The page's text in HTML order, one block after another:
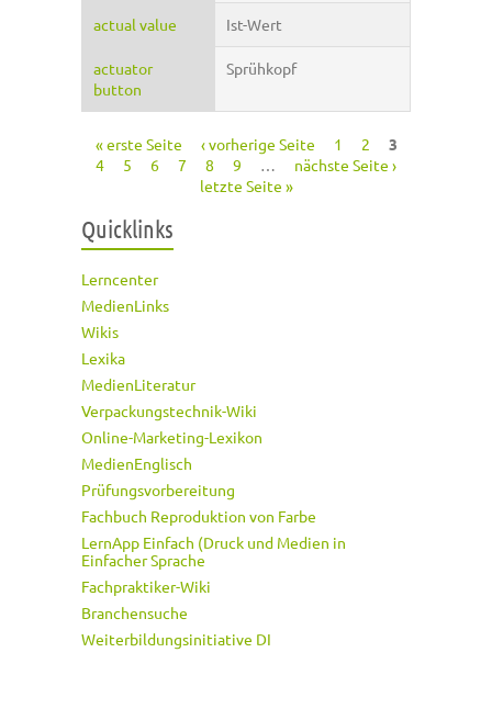
actual value Ist-Wert
actuator
button
Sprühkopf
Seiten
« erste Seite ‹ vorherige Seite 1 2
3
4
5 6 7 8 9 …
nächste Seite ›
letzte Seite »
Quicklinks
Lerncenter
MedienLinks
Wikis
Lexika
MedienLiteratur
Verpackungstechnik-Wiki
Online-Marketing-Lexikon
MedienEnglisch
Prüfungsvorbereitung
Fachbuch Reproduktion von Farbe
LernApp Einfach (Druck und Medien in
Einfacher Sprache
Fachpraktiker-Wiki
Branchensuche
Weiterbildungsinitiative DI